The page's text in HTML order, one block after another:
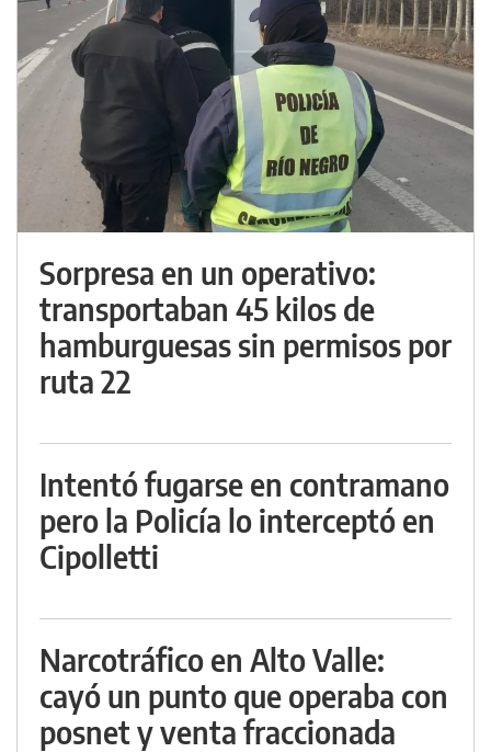
Sorpresa en un operativo:
transportaban 45 kilos de
hamburguesas sin permisos por
ruta 22
Intentó fugarse en contramano
pero la Policía lo interceptó en
Cipolletti
Narcotráfico en Alto Valle:
cayó un punto que operaba con
posnet y venta fraccionada